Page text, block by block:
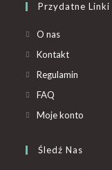
Przydatne Linki
O nas
Kontakt
Regulamin
FAQ
Moje konto
Śledź Nas